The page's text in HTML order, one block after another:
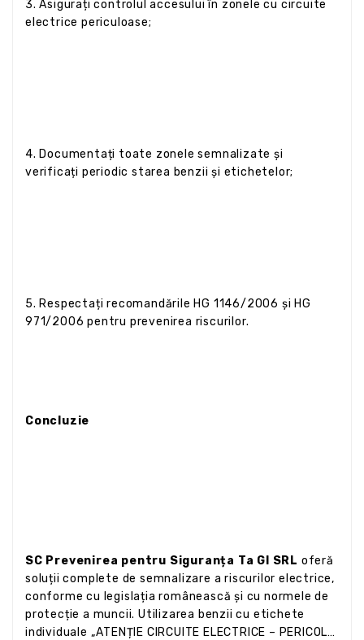
3. Asigurați controlul accesului în zonele cu circuite
electrice periculoase;
4. Documentați toate zonele semnalizate și
verificați periodic starea benzii și etichetelor;
5. Respectați recomandările HG 1146/2006 și HG
971/2006 pentru prevenirea riscurilor.
Concluzie
SC Prevenirea pentru Siguranța Ta GI SRL oferă
soluții complete de semnalizare a riscurilor electrice,
conforme cu legislația românească și cu normele de
protecție a muncii. Utilizarea benzii cu etichete
individuale „ATENȚIE CIRCUITE ELECTRICE – PERICOL